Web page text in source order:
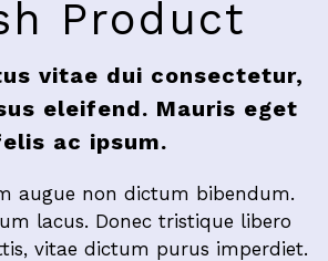
Product
vitae dui consectetur,
eleifend. Mauris eget
ac ipsum.
augue non dictum bibendum.
lacus. Donec tristique libero
vitae dictum purus imperdiet.